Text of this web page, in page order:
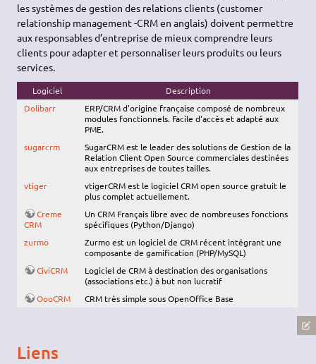
les systèmes de gestion des relations clients (customer
relationship management -CRM en anglais) doivent permettre
aux responsables d’entreprise de mieux comprendre leurs
clients pour adapter et personnaliser leurs produits ou leurs
services.
Logiciel
Description
Dolibarr
ERP/CRM d'origine française composé de nombreux
modules fonctionnels. Facile d'accès et adapté aux
PME.
sugarcrm
SugarCRM est le leader des solutions de Gestion de la
Relation Client Open Source commerciales destinées
aux entreprises de toutes tailles.
vtiger
vtigerCRM est le logiciel CRM open source gratuit le
plus complet actuellement.
Creme
CRM
Un CRM Français libre avec de nombreuses fonctions
spécifiques (Python/Django)
zurmo
Zurmo est un logiciel de CRM récent intégrant une
composante de gamification (PHP/MySQL)
CiviCRM
Logiciel de CRM à destination des organisations
(associations etc.) à but non lucratif
OooCRM
CRM très simple sous OpenOffice Base
Liens